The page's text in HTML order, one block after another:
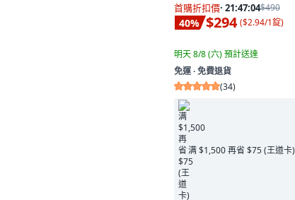
首購折扣價· 21:47:02$490
40% $294 ($2.94/1錠)
明天 8/8 (六)預計送達
免運 ∙ 免費退貨
(34)
满 $1,500 再省 $75 (王道卡)